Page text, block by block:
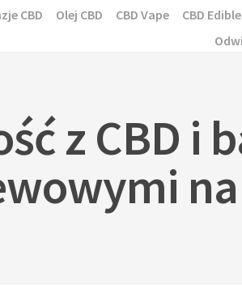
CBD Olej CBD CBD Vape CBD
z CBD i